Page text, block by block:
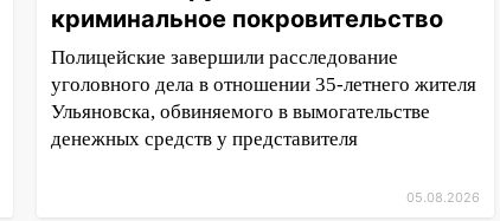
криминальное покровительство
Полицейские завершили расследование
уголовного дела в отношении 35-летнего жителя
Ульяновска, обвиняемого в вымогательстве
денежных средств у представителя
05.08.2026